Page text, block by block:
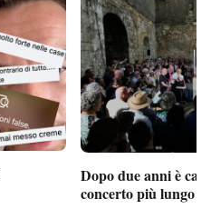
Dopo due anni è
concerto più lungo